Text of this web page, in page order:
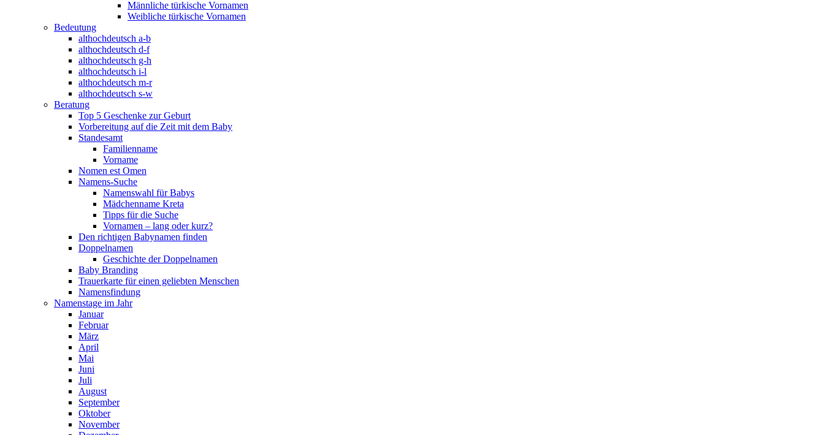
Männliche türkische Vornamen
Weibliche türkische Vornamen
Bedeutung
althochdeutsch a-b
althochdeutsch d-f
althochdeutsch g-h
althochdeutsch i-l
althochdeutsch m-r
althochdeutsch s-w
Beratung
Top 5 Geschenke zur Geburt
Vorbereitung auf die Zeit mit dem Baby
Standesamt
Familienname
Vorname
Nomen est Omen
Namens-Suche
Namenswahl für Babys
Mädchenname Kreta
Tipps für die Suche
Vornamen – lang oder kurz?
Den richtigen Babynamen finden
Doppelnamen
Geschichte der Doppelnamen
Baby Branding
Trauerkarte für einen geliebten Menschen
Namensfindung
Namenstage im Jahr
Januar
Februar
März
April
Mai
Juni
Juli
August
September
Oktober
November